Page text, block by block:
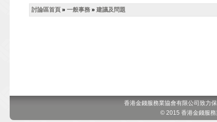
討論區首頁 » 一般事務 » 建議及問題
香港金錢服務業協會有限公司致力
© 2015 香港金錢服